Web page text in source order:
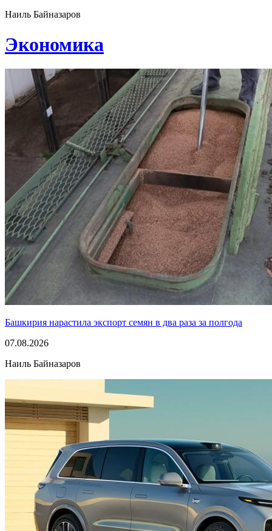
Наиль Байназаров
Экономика
Башкирия нарастила экспорт семян в два раза за полгода
07.08.2026
Наиль Байназаров